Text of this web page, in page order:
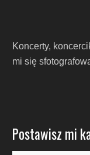
Koncerty,
mi się
Postawisz mi